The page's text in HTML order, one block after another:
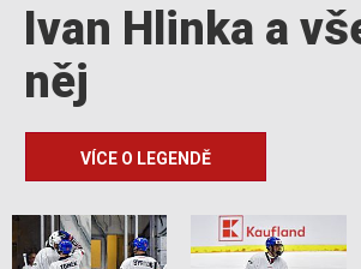
Ivan Hlinka a
něj
VÍCE O LEGENDĚ